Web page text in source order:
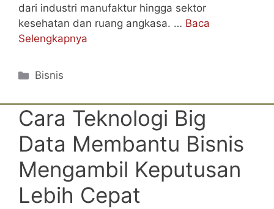
dari industri manufaktur hingga sektor
kesehatan dan ruang angkasa. … Baca
Selengkapnya
Categories
Bisnis
Cara Teknologi Big
Data Membantu Bisnis
Mengambil Keputusan
Lebih Cepat